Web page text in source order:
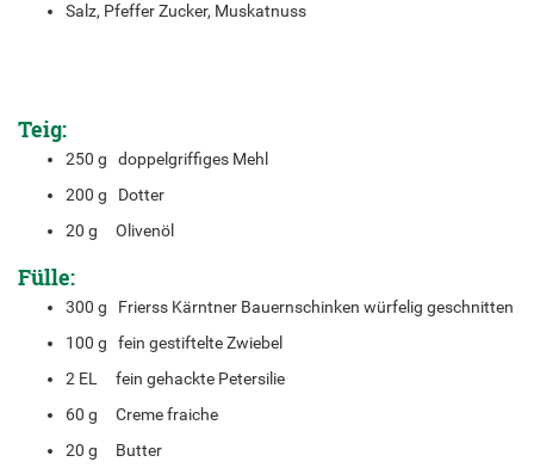
Salz, Pfeffer Zucker, Muskatnuss
Teig:
250 g doppelgriffiges Mehl
200 g Dotter
20 g Olivenöl
Fülle:
300 g Frierss Kärntner Bauernschinken würfelig geschnitten
100 g fein gestiftelte Zwiebel
2 EL fein gehackte Petersilie
60 g Creme fraiche
20 g Butter